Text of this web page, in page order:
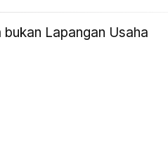
Lapangan Usaha